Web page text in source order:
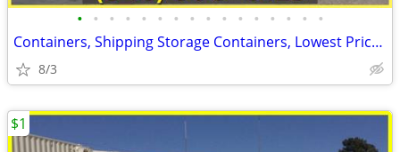
• • • • • • • • • • • • • • • •
Containers, Shipping Storage Containers, Lowest Price Now!
8/3
$1